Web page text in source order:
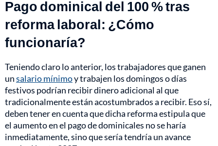
Pago dominical del 100 % tras
reforma laboral: ¿Cómo
funcionaría?
Teniendo claro lo anterior, los trabajadores que ganen
unsalario mínimoy trabajen los domingos o días
festivos podrían recibir dinero adicional al que
tradicionalmente están acostumbrados a recibir. Eso sí,
deben tener en cuenta que dicha reforma estipula que
el aumento en el pago de dominicales no se haría
inmediatamente, sino que sería tendría un avance